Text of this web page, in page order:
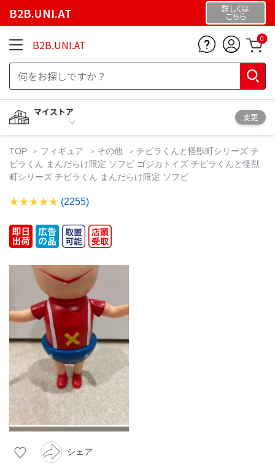
B2B.UNI.AT 詳しくは
こちら
B2B.UNI.AT 0
マイストア
変更
TOP フィギュア その他
チビラくんと怪獣町シリーズ チ
ビラくん まんだらけ限定 ソフビ ゴジカトイズ チビラくんと怪獣
町シリーズ チビラくん まんだらけ限定 ソフビ
(2255)
シェア